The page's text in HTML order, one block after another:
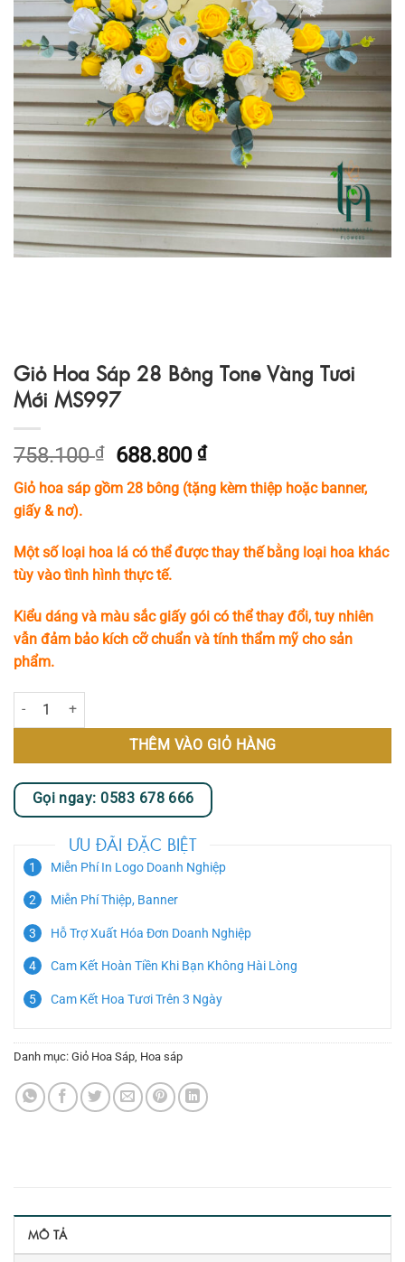
Giỏ Hoa Sáp 28 Bông Tone Vàng Tươi
Mới MS997
758.100₫
Giá
gốc
là:
688.800₫Giá
hiện
tại
688.800 ₫.
Giỏ hoa sáp gồm 28 bông (tặng kèm thiệp hoặc banner,
giấy & nơ).
Một số loại hoa lá có thể được thay thế bằng loại hoa khác
tùy vào tình hình thực tế.
Kiểu dáng và màu sắc giấy gói có thể thay đổi, tuy nhiên
vẫn đảm bảo kích cỡ chuẩn và tính thẩm mỹ cho sản
phẩm.
Giỏ Hoa Sáp 28 Bông Tone Vàng Tươi Mới MS997 số lượng
THÊM VÀO GIỎ HÀNG
Gọi ngay: 0583 678 666
ƯU ĐÃI ĐẶC BIỆT
Miễn Phí In Logo Doanh Nghiệp
Miễn Phí Thiệp, Banner
Hỗ Trợ Xuất Hóa Đơn Doanh Nghiệp
Cam Kết Hoàn Tiền Khi Bạn Không Hài Lòng
Cam Kết Hoa Tươi Trên 3 Ngày
Danh mục: Giỏ Hoa Sáp, Hoa sáp
MÔ TẢ